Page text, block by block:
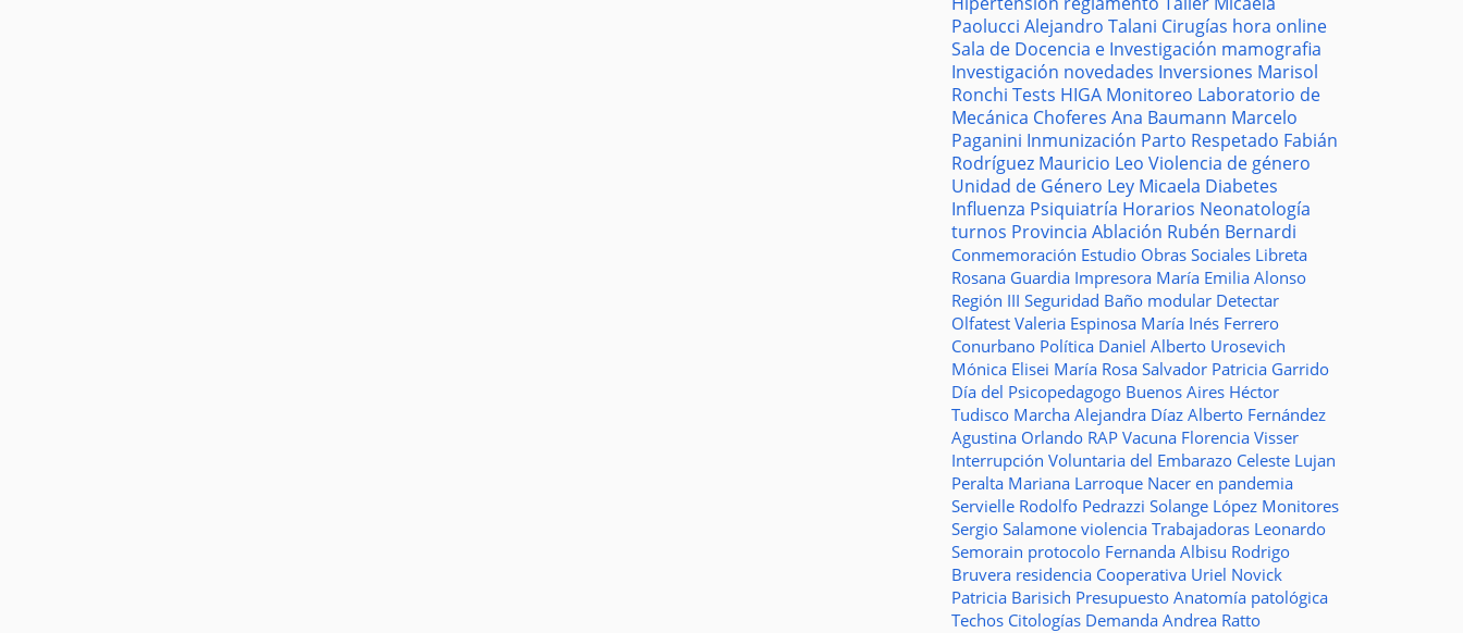
Paolucci Alejandro Talani Cirugías hora online
Sala de Docencia e Investigación mamografia
Investigación novedades Inversiones Marisol
Ronchi Tests HIGA Monitoreo Laboratorio de
Mecánica Choferes Ana Baumann Marcelo
Paganini Inmunización Parto Respetado Fabián
Rodríguez Mauricio Leo Violencia de género
Unidad de Género Ley Micaela Diabetes
Influenza Psiquiatría Horarios Neonatología
turnos Provincia Ablación Rubén Bernardi
Conmemoración Estudio Obras Sociales Libreta
Rosana Guardia Impresora María Emilia Alonso
Región III Seguridad Baño modular Detectar
Olfatest Valeria Espinosa María Inés Ferrero
Conurbano Política Daniel Alberto Urosevich
Mónica Elisei María Rosa Salvador Patricia Garrido
Día del Psicopedagogo Buenos Aires Héctor
Tudisco Marcha Alejandra Díaz Alberto Fernández
Agustina Orlando RAP Vacuna Florencia Visser
Interrupción Voluntaria del Embarazo Celeste Lujan
Peralta Mariana Larroque Nacer en pandemia
Servielle Rodolfo Pedrazzi Solange López Monitores
Sergio Salamone violencia Trabajadoras Leonardo
Semorain protocolo Fernanda Albisu Rodrigo
Bruvera residencia Cooperativa Uriel Novick
Patricia Barisich Presupuesto Anatomía patológica
Techos Citologías Demanda Andrea Ratto